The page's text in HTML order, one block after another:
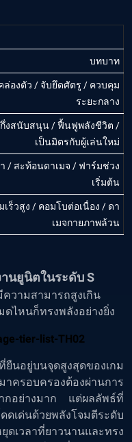
บทบาท
ล่องตัว / จับยึดศัตรู / ควบคุม
ระยะกลาง
กึ่งสนับสนุน / ฟื้นฟูพลังชีวิต /
เป็นมิตรกับผู้เล่นใหม่
/ สะท้อนดาเมจ / ฟาร์มช่วง
เริ่มต้น
เร็วสูง / คอมโบต่อเนื่อง / ดา
เมจกายภาพล้วน
านยูนิตในระดับ S
วามสามารถสูงเกิน
ดไหนก็ทรงพลังอย่างยิ่ง
ยืนอยู่บนจุดสูงสุดของเกม
ครอบครองต้องผ่านการ
กอย่างมาก แต่ผลลัพธ์ที่
เด่นด้วยพลังโจมตีระดับ
เวลาที่ยาวนานและทรง